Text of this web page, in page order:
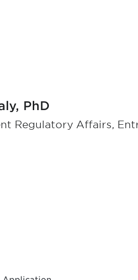
PhD
Regulatory Affairs,